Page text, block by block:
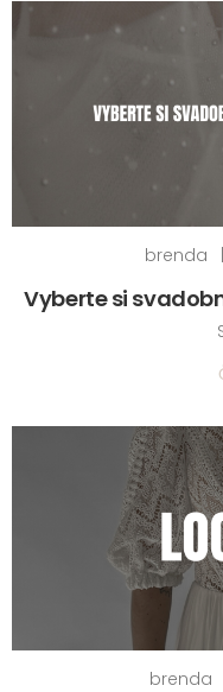
brenda |
Vyberte si
brenda